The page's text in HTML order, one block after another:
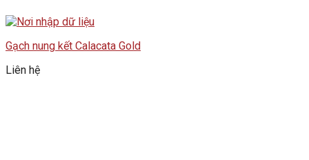
Gạch nung kết Calacata Gold
Liên hệ